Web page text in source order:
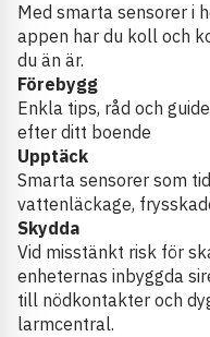
Med smarta sensorer i
appen har du koll och
du än är.
Förebygg
Enkla tips, råd och
efter ditt boende
Upptäck
Smarta sensorer som
vattenläckage,
Skydda
Vid misstänkt risk för
enheternas inbyggda
till nödkontakter och
larmcentral.